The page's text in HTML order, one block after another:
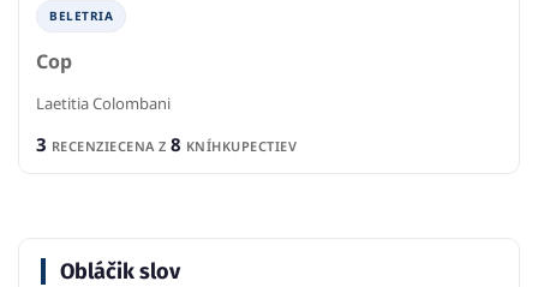
BELETRIA
Cop
Laetitia Colombani
3 RECENZIECENA Z 8 KNÍHKUPECTIEV
Obláčik slov